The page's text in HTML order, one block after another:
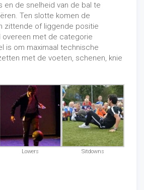
en de snelheid van de bal te
Ten slotte komen de
zittende of liggende positie
met de categorie
is om maximaal technische
met de voeten, schenen, knie
Lowers Sitdowns